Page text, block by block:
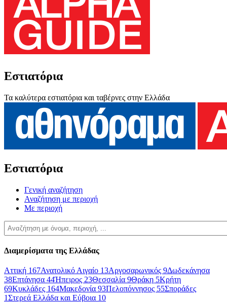
Εστιατόρια
Τα καλύτερα εστιατόρια και ταβέρνες στην Ελλάδα
Εστιατόρια
Γενική αναζήτηση
Αναζήτηση με περιοχή
Με περιοχή
Διαμερίσματα της Ελλάδας
Αττική 167Ανατολικό Αιγαίο 13Αργοσαρωνικός 9Δωδεκάνησα
38Επτάνησα 44Ήπειρος 23Θεσσαλία 9Θράκη 5Κρήτη
69Κυκλάδες 164Μακεδονία 93Πελοπόννησος 55Σποράδες
1Στερεά Ελλάδα και Εύβοια 10